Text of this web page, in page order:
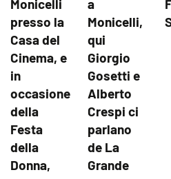
Monicelli
presso la
Casa del
Cinema, e
in
occasione
della
Festa
della
Donna,
a
Monicelli,
qui
Giorgio
Gosetti e
Alberto
Crespi ci
parlano
de La
Grande